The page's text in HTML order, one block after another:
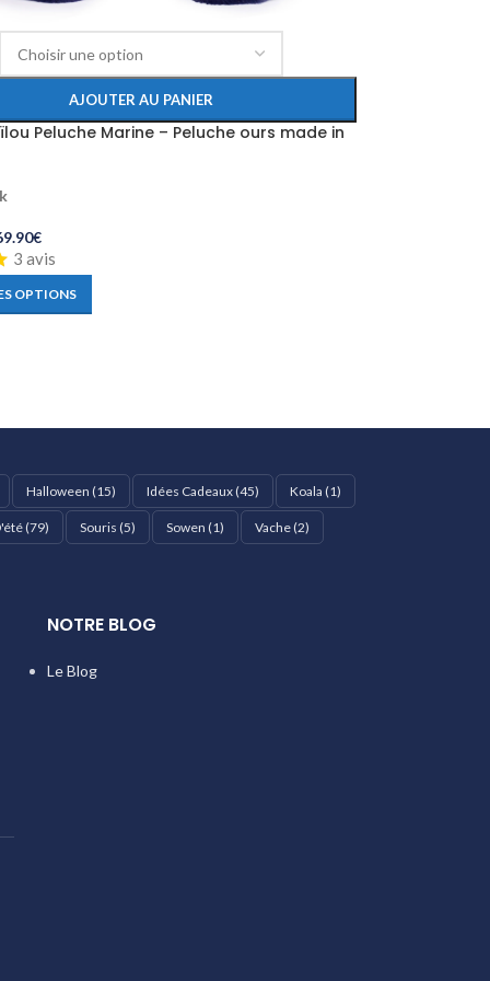
AJOUTER AU PANIER
Peluche Marine – Peluche ours made in
€
3 avis
OPTIONS
Halloween (15) Idées Cadeaux(45) Koala (1)
(79) Souris (5) Sowen (1) Vache(2)
NOTRE BLOG
Le Blog